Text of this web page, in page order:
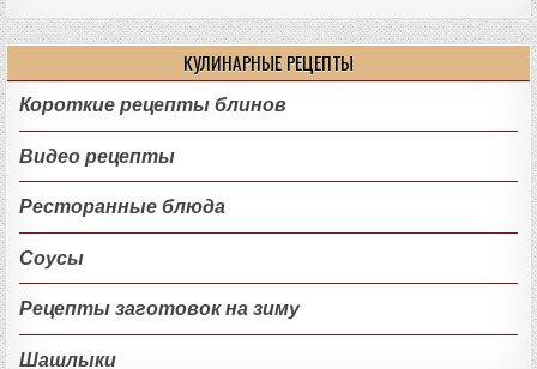
КУЛИНАРНЫЕ РЕЦЕПТЫ
Короткие рецепты блинов
Видео рецепты
Ресторанные блюда
Соусы
Рецепты заготовок на зиму
Шашлыки